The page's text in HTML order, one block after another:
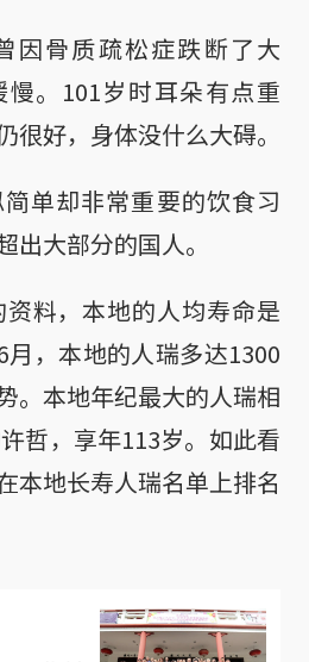
因骨质疏松症跌断了大
。101岁时耳朵有点重
很好，身体没什么大碍。
单却非常重要的饮食习
出大部分的国人。
料，本地的人均寿命是
，本地的人瑞多达1300
。本地年纪最大的人瑞相
哲，享年113岁。如此看
本地长寿人瑞名单上排名